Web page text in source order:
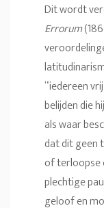
Dit wordt
Errorum
“iedereen
belijden die
als waar
dat dit geen
of terloopse
plechtige
geloof en